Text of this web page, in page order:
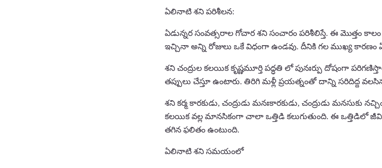
ఏలినాటి శని పరిశీలన:
ఏడున్నర సంవత్సరాల గోచార శని సంచారం పరిశీలిస్తే. ఈ మొత్తం
ఇచ్చినా అన్ని రోజులు ఒకే విధంగా ఉండవు. దీనికి గల ముఖ్య
శని చంద్రుల కలయిక కృష్ణమూర్తి పద్ధతి లో పునఃర్పు దోషంగా
తప్పులు చేస్తూ ఉంటారు. తిరిగి మళ్లీ ప్రయత్నంతో దాన్ని సరిదిద్ద
శని కర్మ కారకుడు, చంద్రుడు మనఃకారకుడు, చంద్రుడు
కలయిక వల్ల మానసికంగా చాలా ఒత్తిడి కలుగుతుంది. ఈ ఒత్తిడిలో
తగిన ఫలితం ఉంటుంది.
ఏలినాటి శని సమయంలో